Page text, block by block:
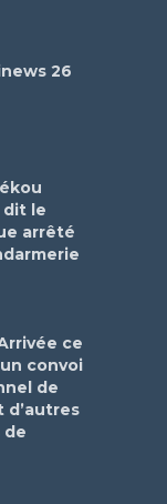
26
dit le
arrêté
ce
convoi
de
d’autres
de